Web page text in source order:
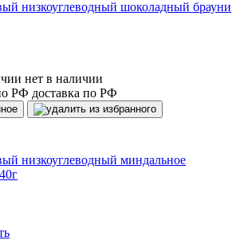
низкоуглеводный шоколадный брауни
нет в наличии
доставка по РФ
низкоуглеводный миндальное